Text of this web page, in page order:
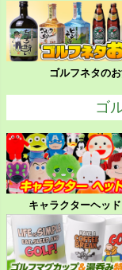
ゴルフネタの
ゴ
キャラクターヘッ